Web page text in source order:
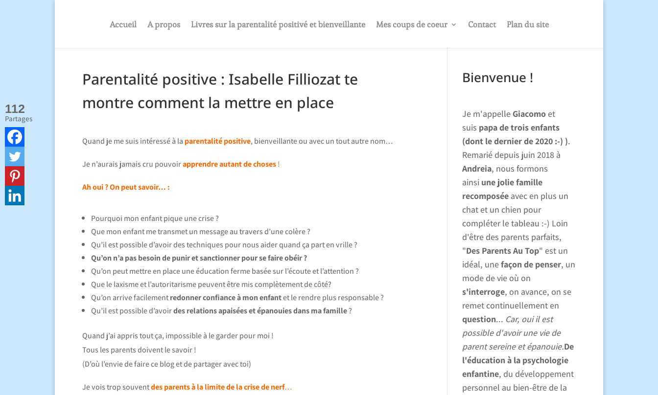
Accueil A propos Livres sur la parentalité positivé et bienveillante Mes coups de coeur Contact Plan du site
Parentalité positive : Isabelle Filliozat te
montre comment la mettre en place
Quand je me suis intéressé à la parentalité positive, bienveillante ou avec un tout autre nom…
Je n’aurais jamais cru pouvoirapprendre autant de choses!
Ah oui ? On peut savoir… :
Pourquoi mon enfant pique une crise ?
Que mon enfant me transmet un message au travers d’une colère ?
Qu’il est possible d’avoir des techniques pour nous aider quand ça part en vrille ?
Qu’on n’a pas besoin de punir et sanctionner pour se faire obéir ?
Qu’on peut mettre en place une éducation ferme basée sur l’écoute et l’attention ?
Que le laxisme et l’autoritarisme peuvent être mis complètement de côté?
Qu’on arrive facilementredonner confiance à mon enfantet le rendre plus responsable ?
Qu’il est possible d’avoirdes relations apaisées et épanouies dans ma famille?
Quand j’ai appris tout ça, impossible à le garder pour moi !
Tous les parents doivent le savoir !
(D’où l’envie de faire ce blog et de partager avec toi)
Je vois trop souventdes parents à la limite de la crise de nerf…
112
Partages
Bienvenue !
Je m'appelle Giacomoet
suis papa de trois enfants
(dont le dernier de 2020 :-) ).
Remarié depuis juin 2018 à
Andreia, nous formons
ainsi une jolie famille
recomposéeavec en plus un
chat et un chien pour
compléter le tableau :-) Loin
d'être des parents parfaits,
"Des Parents Au Top" est un
idéal, unefaçon de penser, un
mode de vie où on
s'interroge, on avance, on se
remet continuellement en
question... Car, oui il est
possible d'avoir une vie de
parent sereine et épanouie.De
l'éducation à la psychologie
enfantine, du développement
personnel au bien-être de la